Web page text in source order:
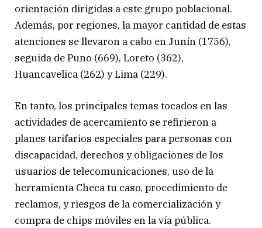
orientación dirigidas a este grupo poblacional.
Además, por regiones, la mayor cantidad de estas
atenciones se llevaron a cabo en Junín (1756),
seguida de Puno (669), Loreto (362),
Huancavelica (262) y Lima (229).
En tanto, los principales temas tocados en las
actividades de acercamiento se refirieron a
planes tarifarios especiales para personas con
discapacidad, derechos y obligaciones de los
usuarios de telecomunicaciones, uso de la
herramienta Checa tu caso, procedimiento de
reclamos, y riesgos de la comercialización y
compra de chips móviles en la vía pública.